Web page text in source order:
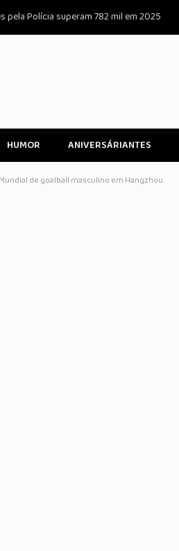
pela Polícia superam 782 mil em 2025
HUMOR ANIVERSÁRIANTES
de goalball masculino em Hangzhou